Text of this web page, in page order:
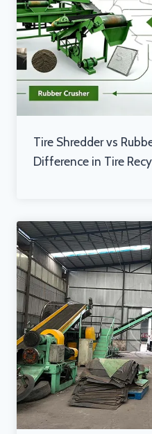
Tire Shredder vs
Difference in Tire